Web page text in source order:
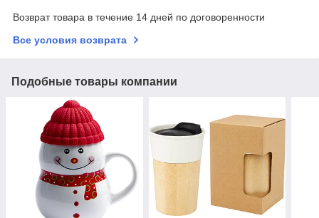
Возврат товара в течение 14 дней по договоренности
Все условия возврата
Подобные товары компании